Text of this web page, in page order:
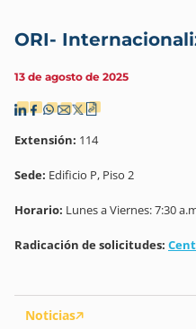
Noticias
ORI-
13 de agosto de 2025
Extensión: 114
Sede: Edificio P, Piso 2
Horario: Lunes a Viernes: 7:30
Radicación de solicitudes: